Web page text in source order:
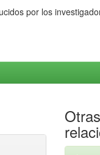
por los